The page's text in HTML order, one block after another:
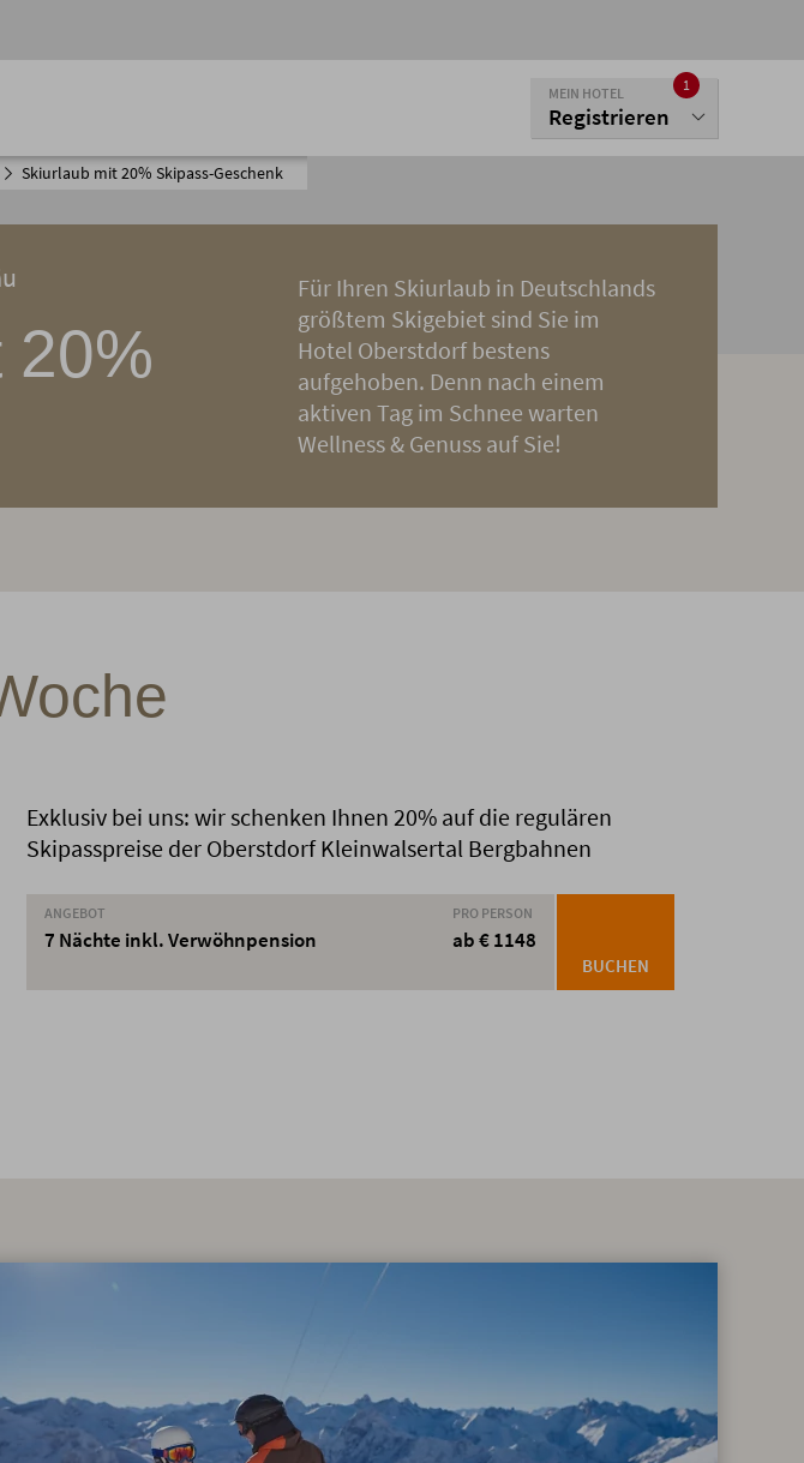
Skiurlaub mit 20% Skipass-Geschenk
MEIN HOTEL
Registrieren
1
20%
Für Ihren Skiurlaub in Deutschlands
größtem Skigebiet sind Sie im
Hotel Oberstdorf bestens
aufgehoben. Denn nach einem
aktiven Tag im Schnee warten
Wellness & Genuss auf Sie!
Exklusiv bei uns: wir schenken Ihnen 20% auf die regulären
Skipasspreise der Oberstdorf Kleinwalsertal Bergbahnen
ANGEBOT
7 Nächte inkl. Verwöhnpension
PRO PERSON
ab € 1148
BUCHEN